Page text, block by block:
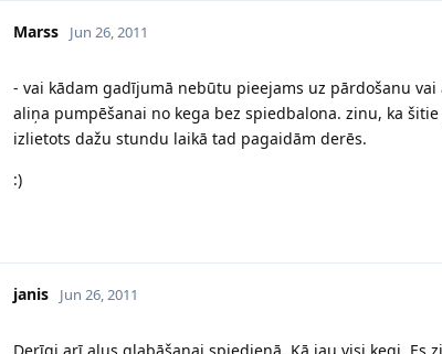
Marss Jun 26, 2011
- vai kādam gadījumā nebūtu pieejams uz pārdošanu
aliņa pumpēšanai no kega bez spiedbalona. zinu, ka
izlietots dažu stundu laikā tad pagaidām derēs.
:)
janis Jun 26, 2011